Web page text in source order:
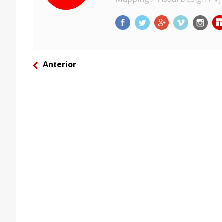
left Anterior